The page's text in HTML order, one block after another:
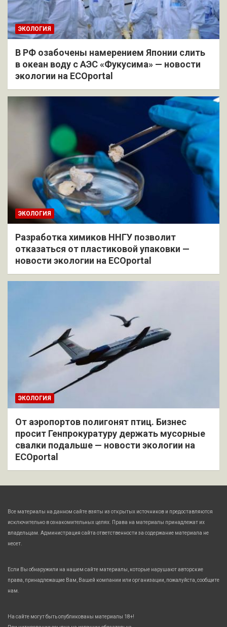
ЭКОЛОГИЯ
В РФ озабочены намерением Японии слить
в океан воду с АЭС «Фукусима» — новости
экологии на ECOportal
ЭКОЛОГИЯ
Разработка химиков ННГУ позволит
отказаться от пластиковой упаковки —
новости экологии на ECOportal
ЭКОЛОГИЯ
От аэропортов полигонят птиц. Бизнес
просит Генпрокуратуру держать мусорные
свалки подальше — новости экологии на
ECOportal
Все материалы на данном сайте взяты из открытых источников и предоставляются
исключительно в ознакомительных целях. Права на материалы принадлежат их
владельцам. Администрация сайта ответственности за содержание материала не
несет.
Если Вы обнаружили на нашем сайте материалы, которые нарушают авторские
права, принадлежащие Вам, Вашей компании или организации, пожалуйста, сообщите
нам.
На сайте могут быть опубликованы материалы 18+!